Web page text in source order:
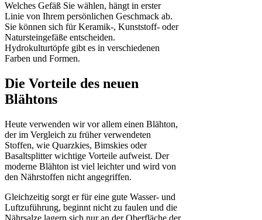
Welches Gefäß Sie wählen, hängt in erster
Linie von Ihrem persönlichen Geschmack ab.
Sie können sich für Keramik-, Kunststoff- oder
Natursteingefäße entscheiden.
Hydrokulturtöpfe gibt es in verschiedenen
Farben und Formen.
Die Vorteile des neuen
Blähtons
Heute verwenden wir vor allem einen Blähton,
der im Vergleich zu früher verwendeten
Stoffen, wie Quarzkies, Bimskies oder
Basaltsplitter wichtige Vorteile aufweist. Der
moderne Blähton ist viel leichter und wird von
den Nährstoffen nicht angegriffen.
Gleichzeitig sorgt er für eine gute Wasser- und
Luftzuführung, beginnt nicht zu faulen und die
Nährsalze lagern sich nur an der Oberfläche der